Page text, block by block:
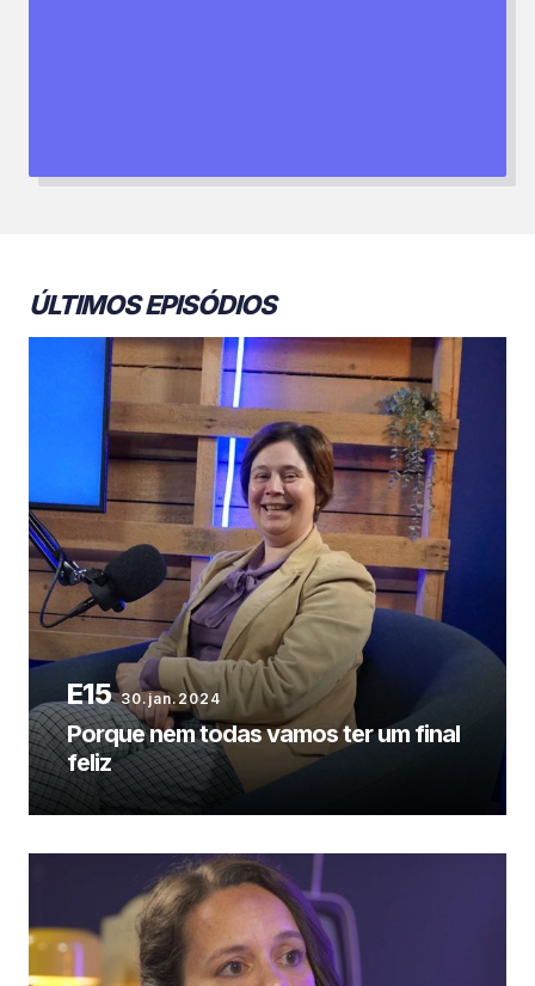
ÚLTIMOS EPISÓDIOS
30.jan.2024
Porque nem todas vamos ter um final
feliz